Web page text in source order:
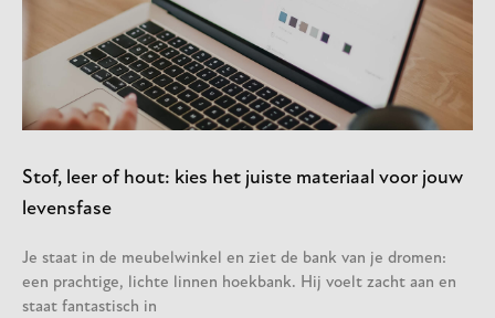
Stof, leer of hout: kies het juiste materiaal voor jouw
levensfase
Je staat in de meubelwinkel en ziet de bank van je dromen:
een prachtige, lichte linnen hoekbank. Hij voelt zacht aan en
staat fantastisch in